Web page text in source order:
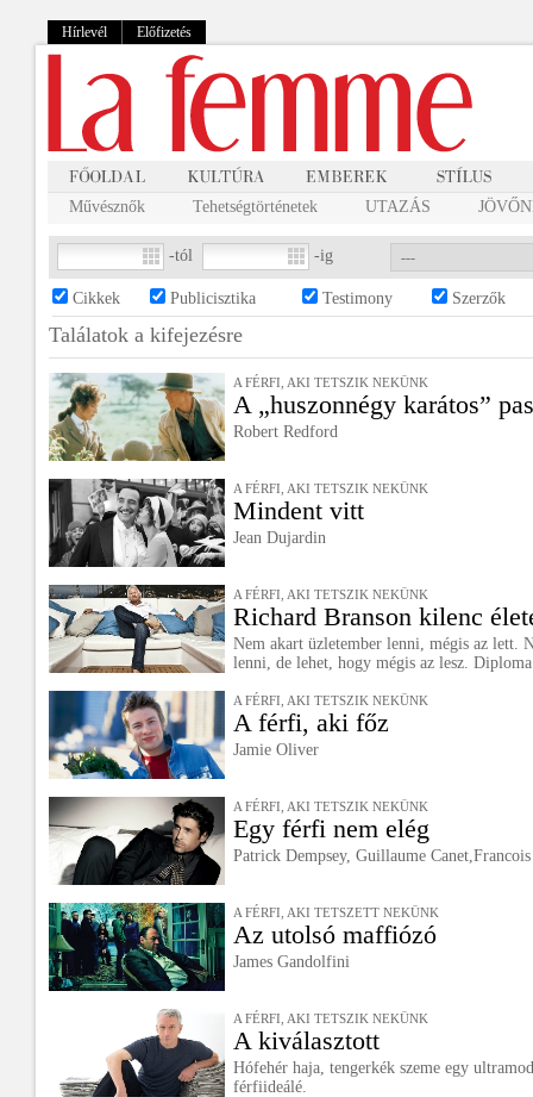
Hírlevél Előfizetés
Művésznők Tehetségtörténetek UTAZÁS
-tól -ig
Cikkek Publicisztika Testimony Szerzők
Találatok a kifejezésre
A FÉRFI, AKI TETSZIK NEKÜNK
A „huszonnégy karátos”
Robert Redford
A FÉRFI, AKI TETSZIK NEKÜNK
Mindent vitt
Jean Dujardin
A FÉRFI, AKI TETSZIK NEKÜNK
Richard Branson kilenc
Nem akart üzletember lenni, mégis az lett.
lenni, de lehet, hogy mégis az lesz.
A FÉRFI, AKI TETSZIK NEKÜNK
A férfi, aki főz
Jamie Oliver
A FÉRFI, AKI TETSZIK NEKÜNK
Egy férfi nem elég
Patrick Dempsey, Guillaume
A FÉRFI, AKI TETSZETT NEKÜNK
Az utolsó maffiózó
James Gandolfini
A FÉRFI, AKI TETSZIK NEKÜNK
A kiválasztott
Hófehér haja, tengerkék szeme egy
férfiideálé.